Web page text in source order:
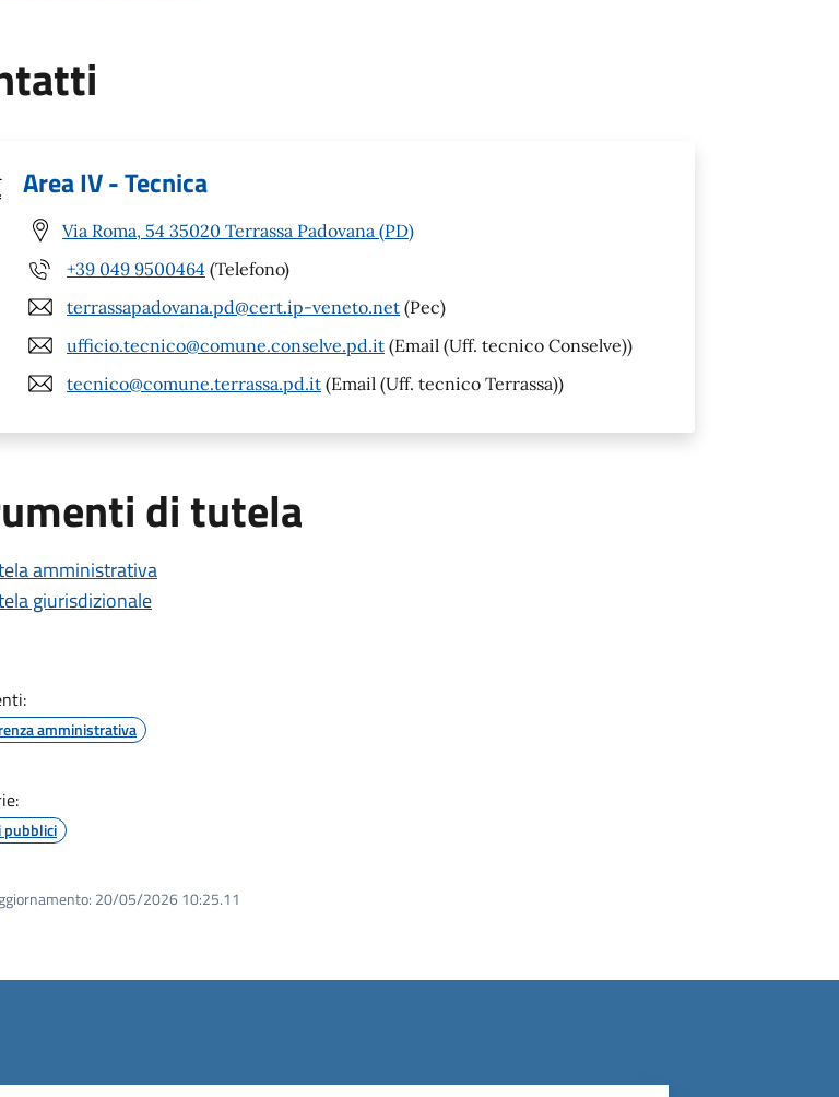
Area IV - Tecnica
Via Roma, 54 35020 Terrassa Padovana (PD)
+39 049 9500464 (Telefono)
terrassapadovana.pd@cert.ip-veneto.net (Pec)
ufficio.tecnico@comune.conselve.pd.it (Email (Uff. tecnico Conselve))
tecnico@comune.terrassa.pd.it (Email (Uff. tecnico Terrassa))
di tutela
amministrativa
giurisdizionale
amministrativa
pubblici
20/05/2026 10:25.11